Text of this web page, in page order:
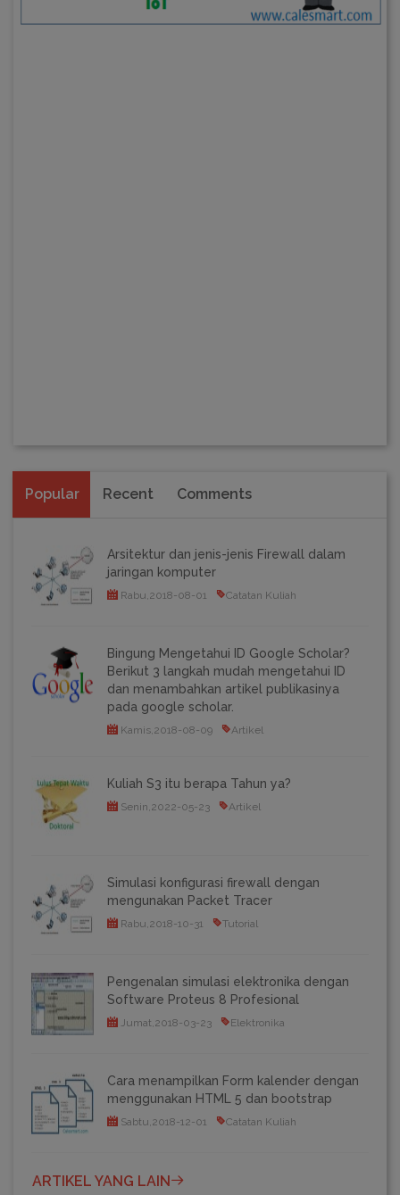
Popular Recent Comments
Arsitektur dan jenis-jenis Firewall dalam
jaringan komputer
Rabu,2018-08-01 Catatan Kuliah
Bingung Mengetahui ID Google Scholar?
Berikut 3 langkah mudah mengetahui ID
dan menambahkan artikel publikasinya
pada google scholar.
Kamis,2018-08-09 Artikel
Kuliah S3 itu berapa Tahun ya?
Senin,2022-05-23 Artikel
Simulasi konfigurasi firewall dengan
mengunakan Packet Tracer
Rabu,2018-10-31 Tutorial
Pengenalan simulasi elektronika dengan
Software Proteus 8 Profesional
Jumat,2018-03-23 Elektronika
Cara menampilkan Form kalender dengan
menggunakan HTML 5 dan bootstrap
Sabtu,2018-12-01 Catatan Kuliah
ARTIKEL YANG LAIN